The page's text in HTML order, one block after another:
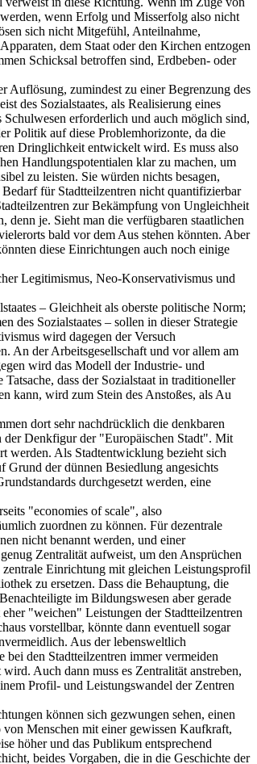
wenn Erfolg und Misserfolg also nicht
sich nicht Mitgefühl, Anteilnahme,
dem Staat oder den Kirchen entzogen
Schicksal betroffen sind, Erdbeben- oder
Auflösung, zumindest zu einer Begrenzung des
des Sozialstaates, als Realisierung eines
erforderlich und auch möglich sind,
Politik auf diese Problemhorizonte, da die
Dringlichkeit entwickelt wird. Es muss also
Handlungspotentialen klar zu machen, um
zu leisten. Sie würden nichts besagen,
für Stadtteilzentren nicht quantifizierbar
zur Bekämpfung von Ungleichheit
je. Sieht man die verfügbaren staatlichen
bald vor dem Aus stehen könnten. Aber
diese Einrichtungen auch noch einige
Legitimismus, Neo-Konservativismus und
– Gleichheit als oberste politische Norm;
des Sozialstaates – sollen in dieser Strategie
wird dagegen der Versuch
An der Arbeitsgesellschaft und vor allem am
wird das Modell der Industrie- und
dass der Sozialstaat in traditioneller
kann, wird zum Stein des Anstoßes, als Au
dort sehr nachdrücklich die denkbaren
der Denkfigur der "Europäischen Stadt". Mit
werden. Als Stadtentwicklung bezieht sich
Grund der dünnen Besiedlung angesichts
durchgesetzt werden, eine
"economies of scale", also
zuordnen zu können. Für dezentrale
nicht benannt werden, und einer
Zentralität aufweist, um den Ansprüchen
zentrale Einrichtung mit gleichen Leistungsprofil
zu ersetzen. Dass die Behauptung, die
im Bildungswesen aber gerade
"weichen" Leistungen der Stadtteilzentren
vorstellbar, könnte dann eventuell sogar
Aus der lebensweltlich
den Stadtteilzentren immer vermeiden
Auch dann muss es Zentralität anstreben,
Profil- und Leistungswandel der Zentren
können sich gezwungen sehen, einen
Menschen mit einer gewissen Kaufkraft,
höher und das Publikum entsprechend
beides Vorgaben, die in die Geschichte der